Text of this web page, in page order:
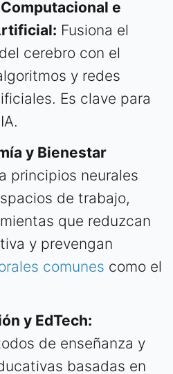
e
Fusiona el
cerebro con el
y redes
Es clave para
y Bienestar
principios neurales
de trabajo,
que reduzcan
y prevengan
comunes como el
y EdTech:
de enseñanza y
basadas en